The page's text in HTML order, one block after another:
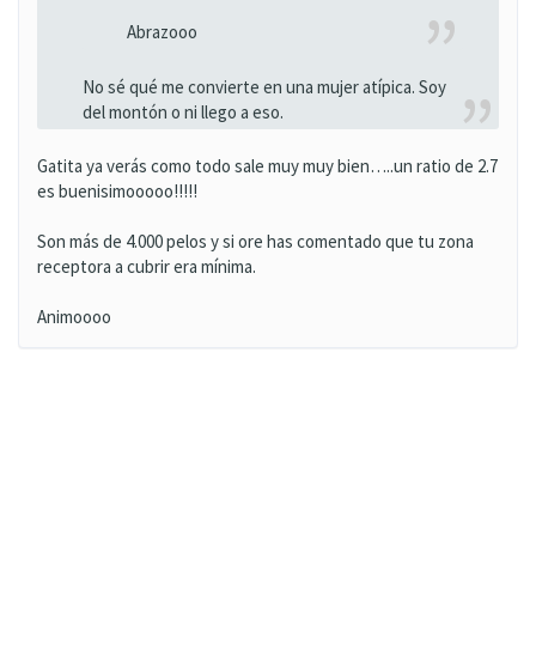
Abrazooo
No sé qué me convierte en una mujer atípica. Soy
del montón o ni llego a eso.
Gatita ya verás como todo sale muy muy bien…..un ratio de 2.7
es buenisimooooo!!!!!
Son más de 4.000 pelos y si ore has comentado que tu zona
receptora a cubrir era mínima.
Animoooo